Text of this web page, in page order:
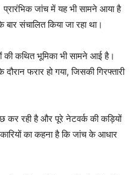
प्रारंभिक जांच में यह भी सामने आया है
संचालित किया जा रहा था।
की कथित भूमिका भी सामने आई है।
फरार हो गया, जिसकी गिरफ्तारी
कर रही है और पूरे नेटवर्क की कड़ियों
का कहना है कि जांच के आधार